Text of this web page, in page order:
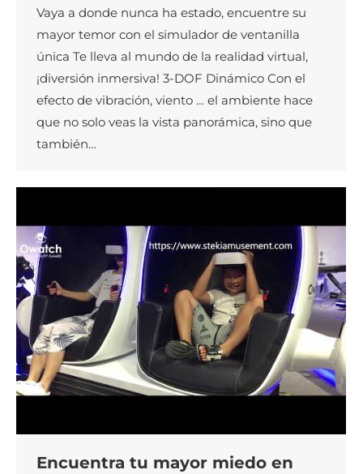
Vaya a donde nunca ha estado, encuentre su
mayor temor con el simulador de ventanilla
única Te lleva al mundo de la realidad virtual,
¡diversión inmersiva! 3-DOF Dinámico Con el
efecto de vibración, viento … el ambiente hace
que no solo veas la vista panorámica, sino que
también…
Encuentra tu mayor miedo en